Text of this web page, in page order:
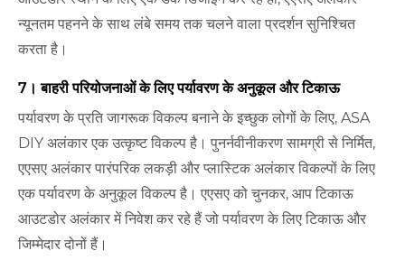
न्यूनतम पहनने के साथ लंबे समय तक चलने वाला प्रदर्शन सुनिश्चित
करता है।
7। बाहरी परियोजनाओं के लिए पर्यावरण के अनुकूल और टिकाऊ
पर्यावरण के प्रति जागरूक विकल्प बनाने के इच्छुक लोगों के लिए, ASA
DIY अलंकार एक उत्कृष्ट विकल्प है। पुनर्नवीनीकरण सामग्री से निर्मित,
एएसए अलंकार पारंपरिक लकड़ी और प्लास्टिक अलंकार विकल्पों के लिए
एक पर्यावरण के अनुकूल विकल्प है। एएसए को चुनकर, आप टिकाऊ
आउटडोर अलंकार में निवेश कर रहे हैं जो पर्यावरण के लिए टिकाऊ और
जिम्मेदार दोनों हैं।